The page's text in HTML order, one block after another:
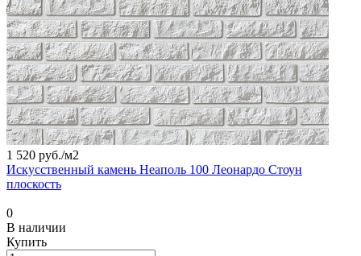
1 520 руб./м2
Искусственный камень Неаполь 100 Леонардо Стоун
плоскость
0
В наличии
Купить